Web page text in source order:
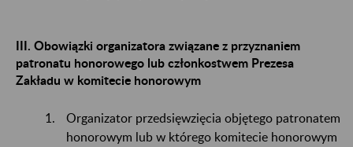
III. Obowiązki organizatora związane z przyznaniem
patronatu honorowego lub członkostwem Prezesa
Zakładu w komitecie honorowym
Organizator przedsięwzięcia objętego patronatem
honorowym lub w którego komitecie honorowym